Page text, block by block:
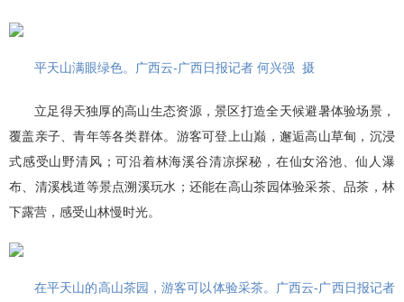
平天山满眼绿色。广西云-广西日报记者 何兴强 摄
立足得天独厚的高山生态资源，景区打造全天候避暑体验场景，
覆盖亲子、青年等各类群体。游客可登上山巅，邂逅高山草甸，沉浸
式感受山野清风；可沿着林海溪谷清凉探秘，在仙女浴池、仙人瀑
布、清溪栈道等景点溯溪玩水；还能在高山茶园体验采茶、品茶，林
下露营，感受山林慢时光。
在平天山的高山茶园，游客可以体验采茶。广西云-广西日报记者